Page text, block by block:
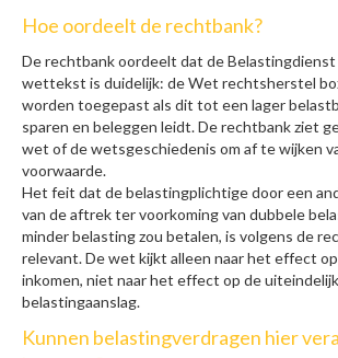
Hoe oordeelt de rechtbank?
De rechtbank oordeelt dat de
wettekst is duidelijk: de Wet rechtsherstel
worden toegepast als dit tot een lager
sparen en beleggen leidt. De rechtbank ziet
wet of de wetsgeschiedenis om af te wijken
voorwaarde.
Het feit dat de belastingplichtige door een
van de aftrek ter voorkoming van dubbele
minder belasting zou betalen, is volgens de
relevant. De wet kijkt alleen naar het effect
inkomen, niet naar het effect op de
belastingaanslag.
Kunnen belastingverdragen hier